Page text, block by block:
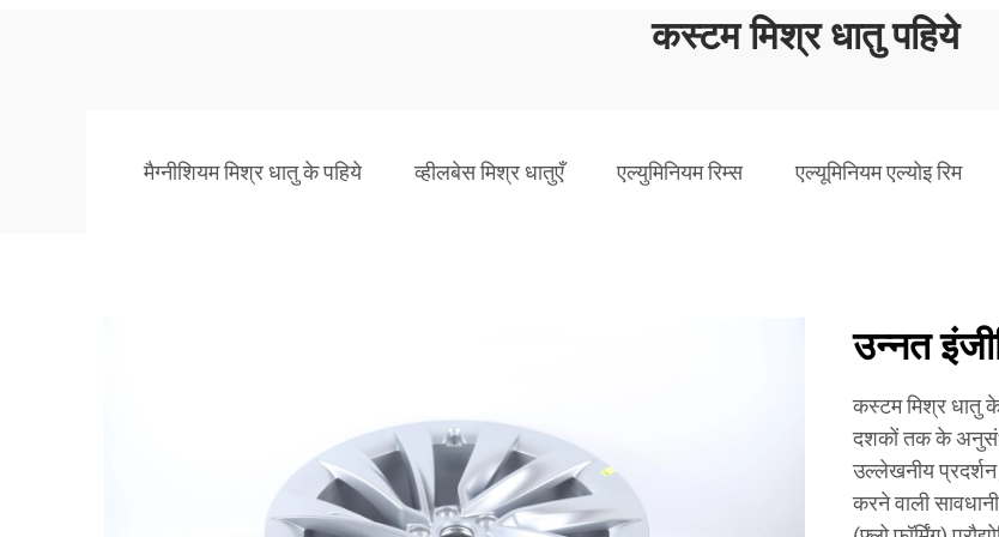
कस्टम मिश्र धातु पहिये
मैग्नीशियम मिश्र धातु के पहिये व्हीलबेस मिश्र धातुएँ एल्युमिनियम रिम्स एल्यूमिनियम एल्योइ रिम
उन्नत
कस्टम मिश्र धातु के
दशकों तक के
उल्लेखनीय
करने वाली